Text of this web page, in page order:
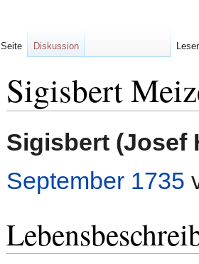
Sigisbert
Navigation
Suche
Sigisbert (Josef
September 1735
Seite Diskussion